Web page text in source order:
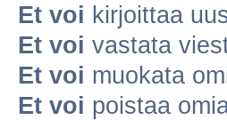
Et voi kirjoittaa
Et voi vastata
Et voi muokata
Et voi poistaa